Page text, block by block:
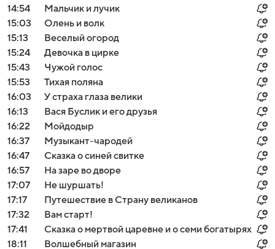
14:54
Мальчик и лучик
15:03
Олень и волк
15:13
Веселый огород
15:24
Девочка в цирке
15:43
Чужой голос
15:53
Тихая поляна
16:03
У страха глаза велики
16:13
Вася Буслик и его друзья
16:22
Мойдодыр
16:37
Музыкант-чародей
16:47
Сказка о синей свитке
16:57
На заре во дворе
17:07
Не шуршать!
17:17
Путешествие в Страну великанов
17:32
Вам старт!
17:41
Сказка о мертвой царевне и о семи богатырях
18:11
Волшебный магазин